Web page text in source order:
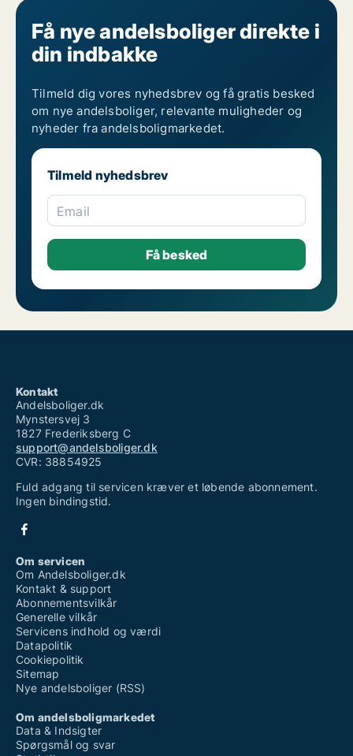
Andelsboliger til salg i Ørestad
Andelsboliger til salg på Østerbro
Få nye andelsboliger direkte i
din indbakke
Tilmeld dig vores nyhedsbrev og få gratis besked
om nye andelsboliger, relevante muligheder og
nyheder fra andelsboligmarkedet.
Tilmeld nyhedsbrev
Email
Kontakt
Andelsboliger.dk
Mynstersvej 3
1827 Frederiksberg C
support@andelsboliger.dk
CVR: 38854925
Fuld adgang til servicen kræver et løbende abonnement.
Ingen bindingstid.
Om servicen
Om Andelsboliger.dk
Kontakt & support
Abonnementsvilkår
Generelle vilkår
Servicens indhold og værdi
Datapolitik
Cookiepolitik
Sitemap
Nye andelsboliger (RSS)
Om andelsboligmarkedet
Data & Indsigter
Spørgsmål og svar